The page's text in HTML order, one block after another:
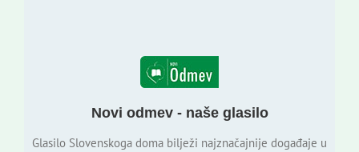
Novi odmev - naše glasilo
Glasilo Slovenskoga doma bilježi najznačajnije događaje u